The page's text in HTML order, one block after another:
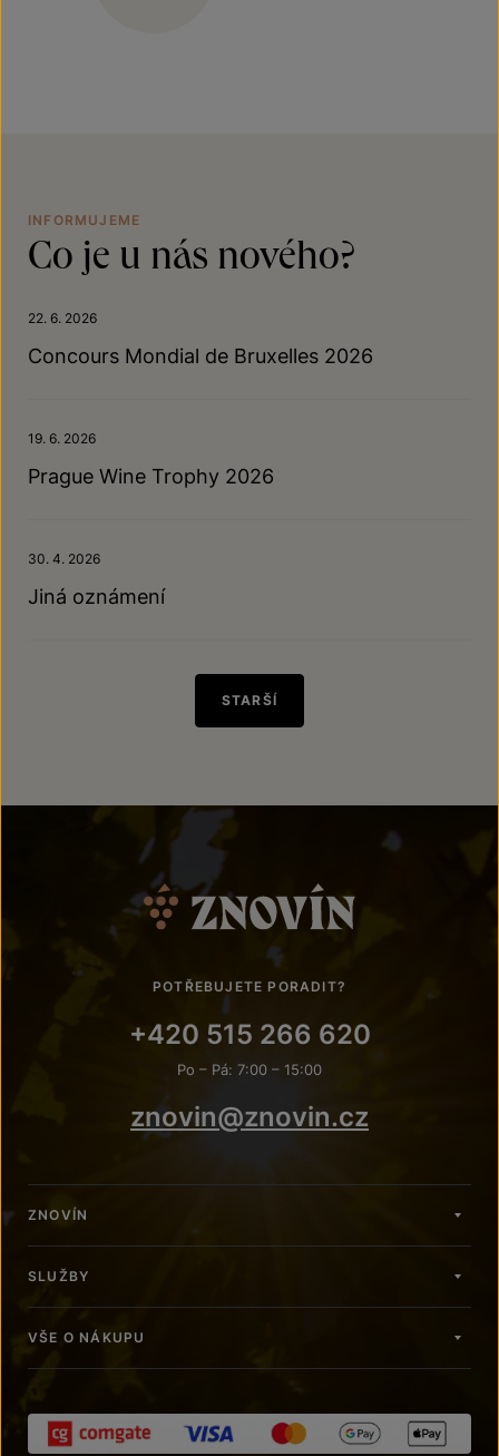
INFORMUJEME
Co je u nás nového?
22. 6. 2026
Concours Mondial de Bruxelles 2026
19. 6. 2026
Prague Wine Trophy 2026
30. 4. 2026
Jiná oznámení
STARŠÍ
POTŘEBUJETE PORADIT?
+420 515 266 620
Po – Pá: 7:00 – 15:00
znovin@znovin.cz
ZNOVÍN
SLUŽBY
VŠE O NÁKUPU